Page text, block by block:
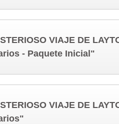
VIAJE DE
- Paquete Inicial"
VIAJE DE